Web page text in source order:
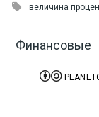
 величина
Финансовые
